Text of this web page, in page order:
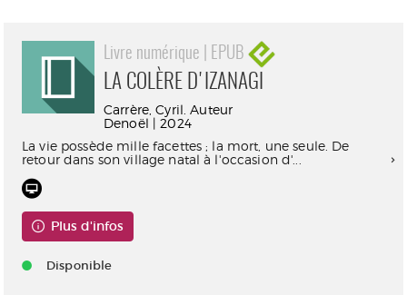
Livre numérique | EPUB
LA COLÈRE D'IZANAGI
Carrère, Cyril. Auteur
Denoël | 2024
La vie possède mille facettes ; la mort, une seule. De
retour dans son village natal à l'occasion d'...
Plus d'infos
Disponible